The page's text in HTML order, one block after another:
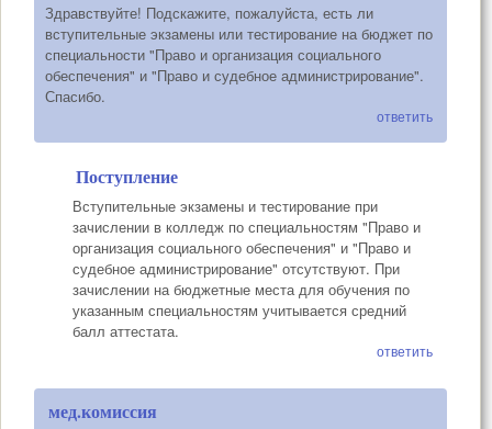
Здравствуйте! Подскажите, пожалуйста, есть ли
вступительные экзамены или тестирование на бюджет по
специальности "Право и организация социального
обеспечения" и "Право и судебное администрирование".
Спасибо.
ответить
Поступление
Вступительные экзамены и тестирование при
зачислении в колледж по специальностям "Право и
организация социального обеспечения" и "Право и
судебное администрирование" отсутствуют. При
зачислении на бюджетные места для обучения по
указанным специальностям учитывается средний
балл аттестата.
ответить
мед.комиссия